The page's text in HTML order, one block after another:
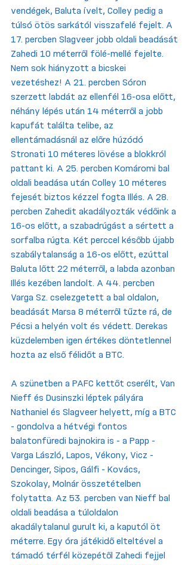
vendégek, Baluta ívelt, Colley pedig a
túlsó ötös sarkától visszafelé fejelt. A
17. percben Slagveer jobb oldali beadását
Zahedi 10 méterről fölé-mellé fejelte.
Nem sok hiányzott a bicskei
vezetéshez! A 21. percben Sóron
szerzett labdát az ellenfél 16-osa előtt,
néhány lépés után 14 méterről a jobb
kapufát találta telibe, az
ellentámadásnál az előre húzódó
Stronati 10 méteres lövése a blokkról
pattant ki. A 25. percben Komáromi bal
oldali beadása után Colley 10 méteres
fejesét biztos kézzel fogta Illés. A 28.
percben Zahedit akadályozták védőink a
16-os előtt, a szabadrúgást a sértett a
sorfalba rúgta. Két perccel később újabb
szabálytalanság a 16-os előtt, ezúttal
Baluta lőtt 22 méterről, a labda azonban
Illés kezében landolt. A 44. percben
Varga Sz. cselezgetett a bal oldalon,
beadását Marsa 8 méterről tűzte rá, de
Pécsi a helyén volt és védett. Derekas
küzdelemben igen értékes döntetlennel
hozta az első félidőt a BTC.
A szünetben a PAFC kettőt cserélt, Van
Nieff és Dusinszki léptek pályára
Nathaniel és Slagveer helyett, míg a BTC
- gondolva a hétvégi fontos
balatonfüredi bajnokira is - a Papp -
Varga László, Lapos, Vékony, Vicz -
Dencinger, Sipos, Gálfi - Kovács,
Szokolay, Molnár összetételben
folytatta. Az 53. percben van Nieff bal
oldali beadása a túloldalon
akadálytalanul gurult ki, a kaputól öt
méterre. Egy óra játékidő elteltével a
támadó térfél közepétől Zahedi fejjel